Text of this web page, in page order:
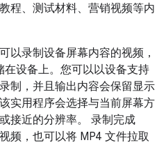
程、测试材料、营销视频等内
以录制设备屏幕内容的视频，
设备上。您可以以设备支持
制，并且输出内容会保留显示
实用程序会选择与当前屏幕方
接近的分辨率。 录制完成
频，也可以将 MP4 文件拉取